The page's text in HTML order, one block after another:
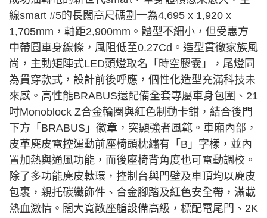
線smart #5的長闊高尺碼劃一為4,695 x 1,920 x
1,705mm，軸距2,900mm。體型不細小，但受惠方
中帶圓車身線條，風阻低至0.27Cd。造型貫徹家族風
尚，主動矩陣式LED頭燈取名「時空膠囊」，尾燈同
為貫穿款式，設計前後呼應，個性化造型充滿科技未
來感。高性能BRABUS還配備全套專屬車身包圍、21
吋Monoblock Z合金輪圈與紅色制動卡鉗，結合後門
下方「BRABUS」徽章，突顯強者風範。車廂內部，
皮革麂皮電控運動前座椅頭枕繡有「B」字樣，並內
置加熱與通風功能，而後座椅背角度也可電動調校。
除了多功能麂皮軚環，控制台與門壁及車頂均以麂皮
包裹，親托碳纖飾件、合金腳踏及紅色安全帶，滿載
熱血激情。闊大寬敞座艙設備高級，標配電尾門、2K